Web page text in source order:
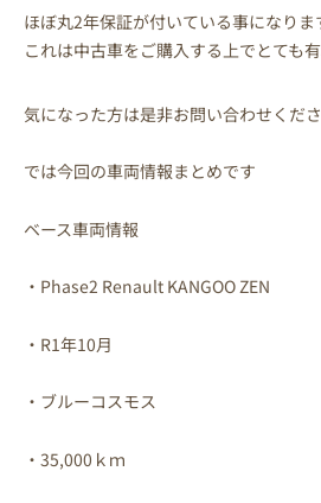
ほぼ丸2年保証が付いている事になりま
これは中古車をご購入する上でとても
気になった方は是非お問い合わせくだ
では今回の車両情報まとめです
ベース車両情報
・Phase2 Renault KANGOO ZEN
・R1年10月
・ブルーコスモス
・35,000ｋｍ